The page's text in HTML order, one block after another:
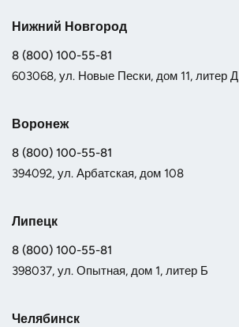
Нижний Новгород
8 (800) 100-55-81
603068, ул. Новые Пески, дом 11, литер Д
Воронеж
8 (800) 100-55-81
394092, ул. Арбатская, дом 108
Липецк
8 (800) 100-55-81
398037, ул. Опытная, дом 1, литер Б
Челябинск